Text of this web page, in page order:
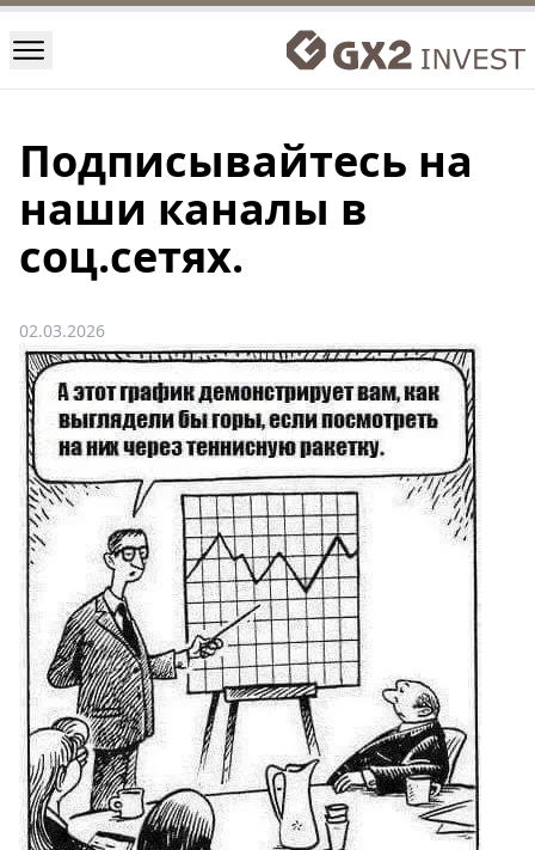
Подписывайтесь на
наши каналы в
соц.сетях.
02.03.2026